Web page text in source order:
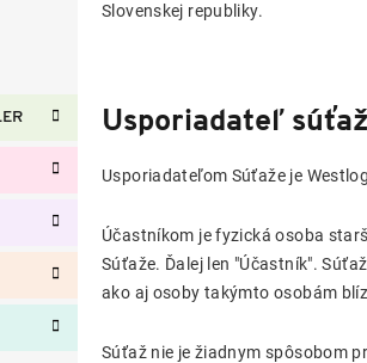
Slovenskej republiky.
Usporiadateľ
Usporiadateľom Súťaže je
Účastníkom je fyzická osoba
Súťaže. Ďalej len "Účastník".
ako aj osoby takýmto osobám
Súťaž nie je žiadnym spôsobom